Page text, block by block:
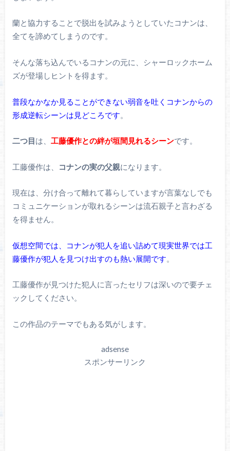
蘭と協力することで脱出を試みようとしていたコナンは、
全てを諦めてしまうのです。
そんな落ち込んでいるコナンの元に、シャーロックホーム
ズが登場しヒントを得ます。
普段なかなか見ることができない弱音を吐くコナンからの
形成逆転シーンは見どころです。
二つ目は、 工藤優作との絆が垣間見れるシーンです。
工藤優作は、 コナンの実の父親になります。
現在は、分け合って離れて暮らしていますが言葉なしでも
コミュニケーションが取れるシーンは流石親子と言わざる
を得ません。
仮想空間では、コナンが犯人を追い詰めて現実世界では工
藤優作が犯人を見つけ出すのも熱い展開です。
工藤優作が見つけた犯人に言ったセリフは深いので要チェ
ックしてください。
この作品のテーマでもある気がします。
adsense
スポンサーリンク